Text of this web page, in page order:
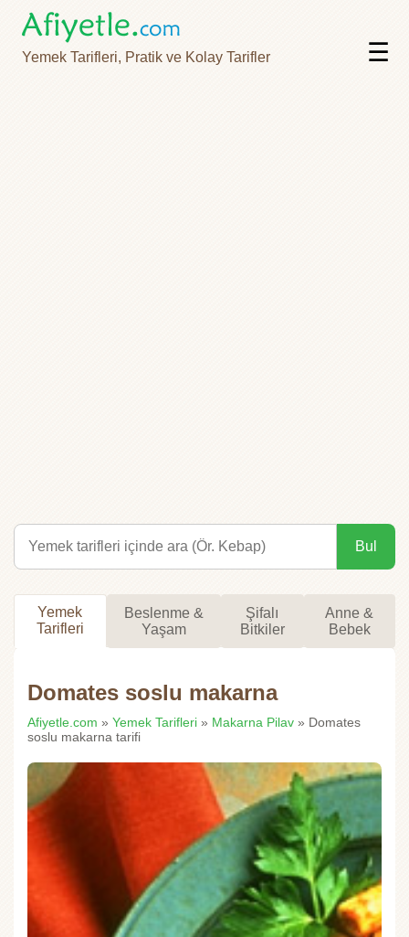
Yemek Tarifleri, Pratik ve Kolay Tarifler ☰
Bul
Yemek
Tarifleri
Beslenme &
Yaşam
Şifalı
Bitkiler
Anne &
Bebek
Domates soslu makarna
Afiyetle.com » Yemek Tarifleri » Makarna Pilav » Domates
soslu makarna tarifi